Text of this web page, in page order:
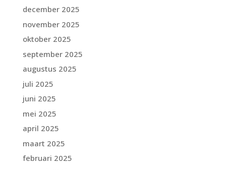
december 2025
november 2025
oktober 2025
september 2025
augustus 2025
juli 2025
juni 2025
mei 2025
april 2025
maart 2025
februari 2025